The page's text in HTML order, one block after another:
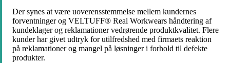
Der synes at være uoverensstemmelse mellem kundernes
forventninger og VELTUFF® Real Workwears håndtering af
kundeklager og reklamationer vedrørende produktkvalitet. Flere
kunder har givet udtryk for utilfredshed med firmaets reaktion
på reklamationer og mangel på løsninger i forhold til defekte
produkter.